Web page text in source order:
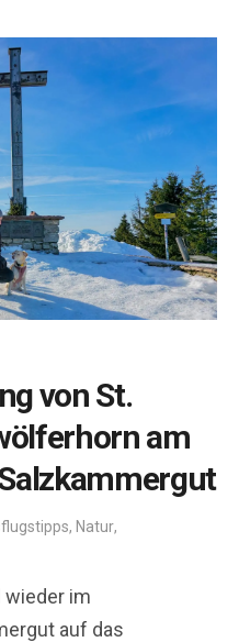
von St.
am
, Natur,
wieder im
auf das